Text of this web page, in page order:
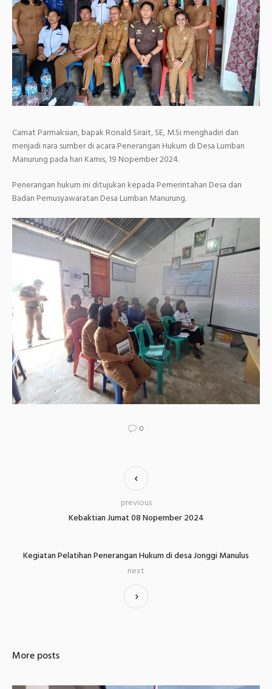
Camat Parmaksian, bapak Ronald Sirait, SE, M.Si menghadiri dan
menjadi nara sumber di acara Penerangan Hukum di Desa Lumban
Manurung pada hari Kamis, 19 Nopember 2024.
Penerangan hukum ini ditujukan kepada Pemerintahan Desa dan
Badan Pemusyawaratan Desa Lumban Manurung.
0
Kebaktian Jumat 08 Nopember 2024
previous
Kegiatan Pelatihan Penerangan Hukum di desa Jonggi Manulus
next
More posts